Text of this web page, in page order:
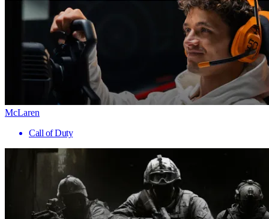
McLaren
Call of Duty